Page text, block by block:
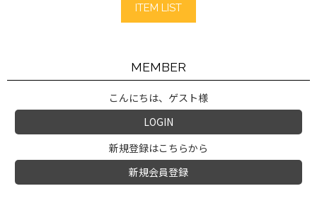
ITEM LIST
MEMBER
こんにちは、ゲスト様
LOGIN
新規登録はこちらから
新規会員登録